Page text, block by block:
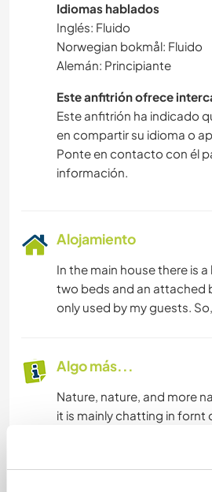
Idiomas hablados
Inglés: Fluido
Norwegian bokmål: Fluido
Alemán: Principiante
Este anfitrión ofrece
Este anfitrión ha indicado
en compartir su idioma o
Ponte en contacto con él
información.
Alojamiento
In the main house there is
two beds and an attached
only used by my guests.
Algo más...
Nature, nature, and more
it is mainly chatting in fornt
reading books, playing
sauna. This is a place for
organized activities. It is a